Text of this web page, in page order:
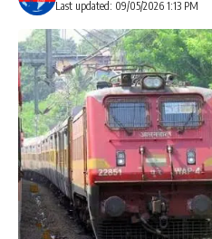
Last updated: 09/05/2026 1:13 PM